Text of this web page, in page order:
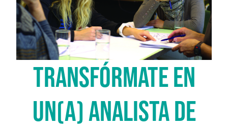
TRANSFÓRMATE EN
UN(A) ANALISTA DE